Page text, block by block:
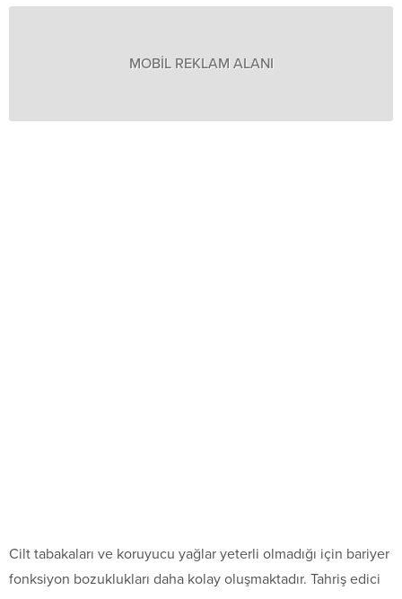
MOBİL REKLAM ALANI
Cilt tabakaları ve koruyucu yağlar yeterli olmadığı için bariyer
fonksiyon bozuklukları daha kolay oluşmaktadır. Tahriş edici